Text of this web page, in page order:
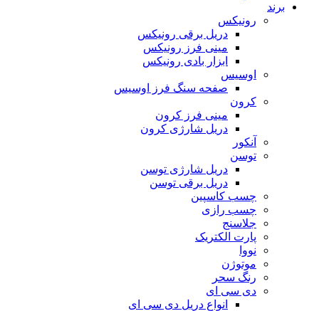
برند
رونیکس
دریل برقی رونیکس
مینی فرز رونیکس
ابزار بادی رونیکس
اوسیس
صفحه سنگ فرز اوسیس
کرون
مینی فرز کرون
دریل شارژی کرون
آنکور
توسن
دریل شارژی توسن
دریل برقی توسن
چسب کاسپین
چسب رازی
جلاسنج
پارت الکتریک
نووا
موتوژن
رنگ سحر
دی سی ای
انواع دریل دی سی ای